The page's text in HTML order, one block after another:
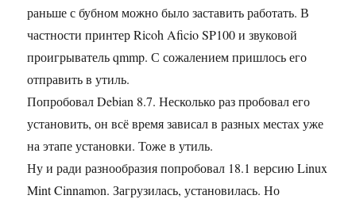
раньше с бубном можно было заставить работать. В
частности принтер Ricoh Aficio SP100 и звуковой
проигрыватель qmmp. С сожалением пришлось его
отправить в утиль.
Попробовал Debian 8.7. Несколько раз пробовал его
установить, он всё время зависал в разных местах уже
на этапе установки. Тоже в утиль.
Ну и ради разнообразия попробовал 18.1 версию Linux
Mint Cinnamon. Загрузилась, установилась. Но